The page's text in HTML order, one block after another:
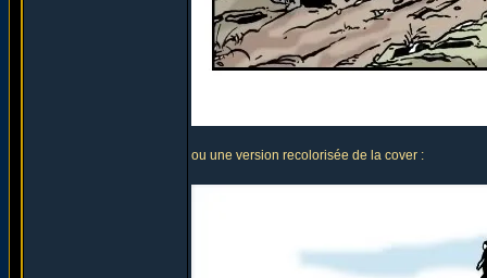
ou une version recolorisée de la cover :